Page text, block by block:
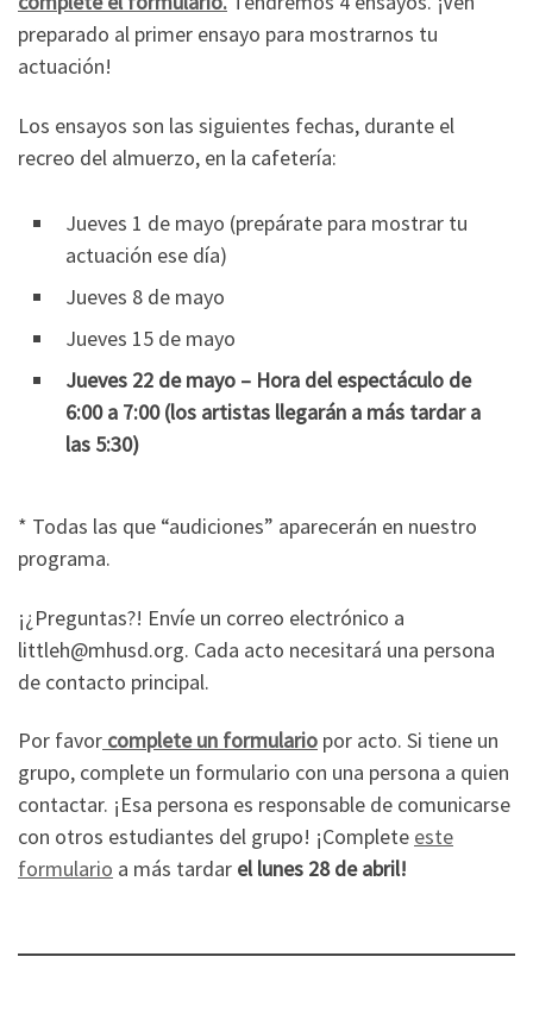
preparado al primer ensayo para mostrarnos tu
actuación!
Los ensayos son las siguientes fechas, durante el
recreo del almuerzo, en la cafetería:
Jueves 1 de mayo (prepárate para mostrar tu
actuación ese día)
Jueves 8 de mayo
Jueves 15 de mayo
Jueves 22 de mayo – Hora del espectáculo de
6:00 a 7:00 (los artistas llegarán a más tardar a
las 5:30)
* Todas las que “audiciones” aparecerán en nuestro
programa.
¡¿Preguntas?! Envíe un correo electrónico a
littleh@mhusd.org. Cada acto necesitará una persona
de contacto principal.
Por favor complete un formulario por acto. Si tiene un
grupo, complete un formulario con una persona a quien
contactar. ¡Esa persona es responsable de comunicarse
con otros estudiantes del grupo! ¡Complete este
formulario a más tardar el lunes 28 de abril!